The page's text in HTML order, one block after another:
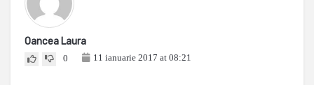
Oancea Laura
0 11 ianuarie 2017 at 08:21